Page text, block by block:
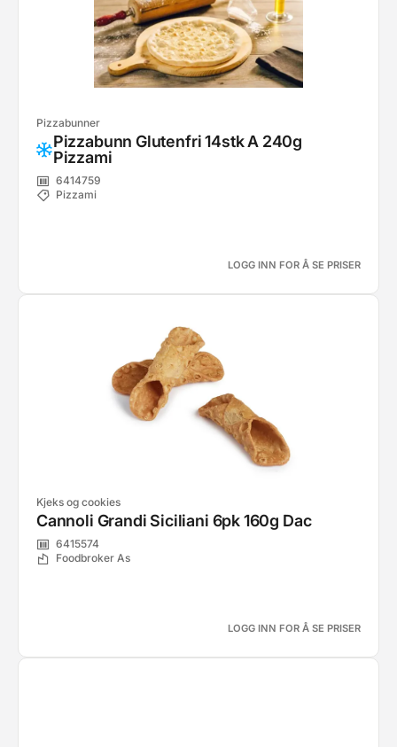
Pizzabunner
Pizzabunn Glutenfri 14stk A 240g
Pizzami
6414759
Pizzami
LOGG INN FOR Å SE PRISER
Kjeks og cookies
Cannoli Grandi Siciliani 6pk 160g Dac
6415574
Foodbroker As
LOGG INN FOR Å SE PRISER